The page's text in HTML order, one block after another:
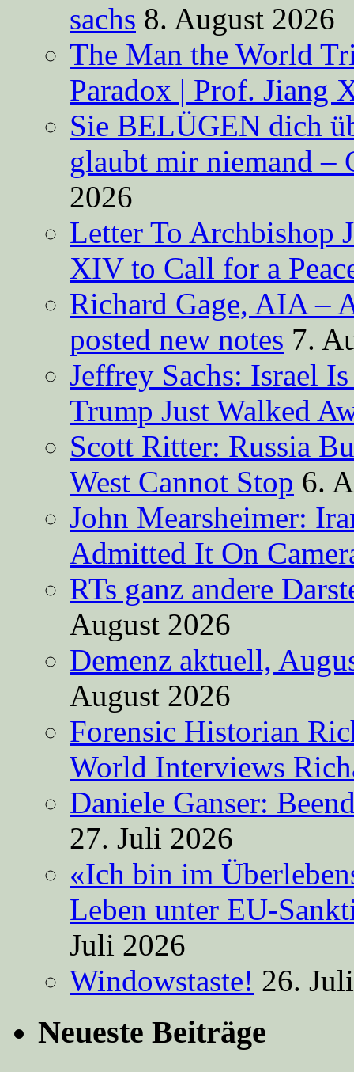
sachs 8. August 2026
The Man the World
Paradox | Prof. Jiang
Sie BELÜGEN dich
glaubt mir niemand –
2026
Letter To Archbishop
XIV to Call for a
Richard Gage, AIA –
posted new notes 7.
Jeffrey Sachs: Israel
Trump Just Walked
Scott Ritter: Russia
West Cannot Stop 6.
John Mearsheimer:
Admitted It On
RTs ganz andere
August 2026
Demenz aktuell,
August 2026
Forensic Historian
World Interviews
Daniele Ganser:
27. Juli 2026
«Ich bin im
Leben unter EU-
Juli 2026
Windowstaste! 26.
Neueste Beiträge